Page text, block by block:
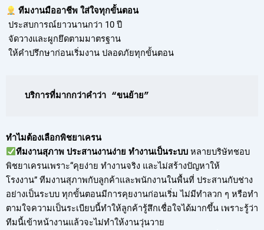
ทีมงานมืออาชีพ ใส่ใจทุกขั้นตอน
ประสบการณ์ยาวนานกว่า 10 ปี
จัดวางและผูกยึดตามมาตรฐาน
ให้คำปรึกษาก่อนเริ่มงาน ปลอดภัยทุกขั้นตอน
บริการที่มากกว่าคำว่า “ขนย้าย”
ทำไมต้องเลือกพิชยาเครน
ทีมงานสุภาพ ประสานงานง่าย ทำงานเป็นระบบ หลายบริษัทชอบ
พิชยาเครนเพราะ“คุยง่าย ทำงานจริง และไม่สร้างปัญหาให้
โรงงาน” ทีมงานสุภาพกับลูกค้าและพนักงานในพื้นที่ ประสานกับช่าง
อย่างเป็นระบบ ทุกขั้นตอนมีการคุยงานก่อนเริ่ม ไม่มีทำลวก ๆ หรือทำ
ตามใจความเป็นระเบียบนี้ทำให้ลูกค้ารู้สึกเชื่อใจได้มากขึ้น เพราะรู้ว่า
ทีมนี้เข้าหน้างานแล้วจะไม่ทำให้งานวุ่นวาย